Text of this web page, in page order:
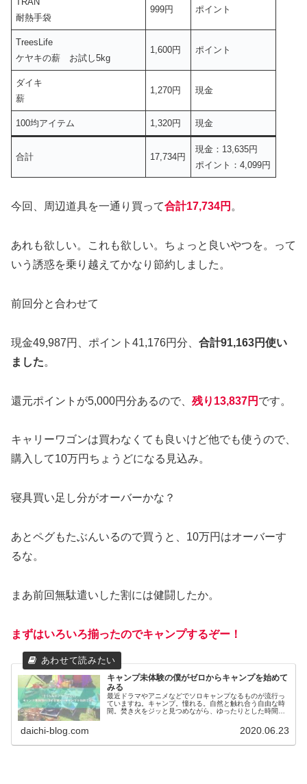
耐熱手袋
999円 ポイント
TreesLife
ケヤキの薪 お試し5kg
1,600円 ポイント
ダイキ
薪
1,270円 現金
100均アイテム 1,320円 現金
合計 17,734円
現金：13,635円
ポイント：4,099円
今回、周辺道具を一通り買って合計17,734円 。
あれも欲しい。これも欲しい。ちょっと良いやつを。って
いう誘惑を乗り越えてかなり節約しました。
前回分と合わせて
現金49,987円、ポイント41,176円分、 合計91,163円使い
ました。
還元ポイントが5,000円分あるので、 残り13,837円 です。
キャリーワゴンは買わなくても良いけど他でも使うので、
購入して10万円ちょうどになる見込み。
寝具買い足し分がオーバーかな？
あとペグもたぶんいるので買うと、10万円はオーバーす
るな。
まあ前回無駄遣いした割には健闘したか。
まずはいろいろ揃ったのでキャンプするぞー！
キャンプ未体験の僕がゼロからキャンプを始めて
みる
最近ドラマやアニメなどでソロキャンプなるものが流行っ
ていますね。キャンプ。憧れる。自然と触れ合う自由な時
間。焚き火をジッと見つめながら、ゆったりとした時間を
daichi-blog.com 2020.06.23